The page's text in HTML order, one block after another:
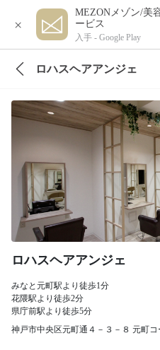
×
MEZONメゾン/美
ービス
入手 - Google Play
ロハスヘアアンジェ
ロハスヘアアンジェ
みなと元町駅より徒歩1分
花隈駅より徒歩2分
県庁前駅より徒歩5分
神戸市中央区元町通４－３－８ 元町コ